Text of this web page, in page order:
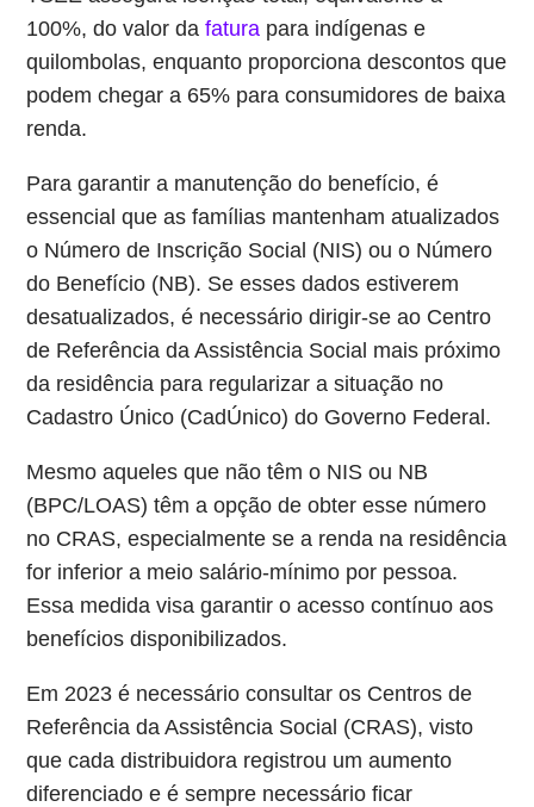
100%, do valor dafatura para indígenas e
quilombolas, enquanto proporciona descontos que
podem chegar a 65% para consumidores de baixa
renda.
Para garantir a manutenção do benefício, é
essencial que as famílias mantenham atualizados
o Número de Inscrição Social (NIS) ou o Número
do Benefício (NB). Se esses dados estiverem
desatualizados, é necessário dirigir-se ao Centro
de Referência da Assistência Social mais próximo
da residência para regularizar a situação no
Cadastro Único (CadÚnico) do Governo Federal.
Mesmo aqueles que não têm o NIS ou NB
(BPC/LOAS) têm a opção de obter esse número
no CRAS, especialmente se a renda na residência
for inferior a meio salário-mínimo por pessoa.
Essa medida visa garantir o acesso contínuo aos
benefícios disponibilizados.
Em 2023 é necessário consultar os Centros de
Referência da Assistência Social (CRAS), visto
que cada distribuidora registrou um aumento
diferenciado e é sempre necessário ficar